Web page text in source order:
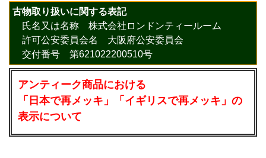
古物取り扱いに関する表記
氏名又は名称 株式会社ロンドンティールーム
許可公安委員会名 大阪府公安委員会
交付番号 第621022200510号
アンティーク商品における
「日本で再メッキ」「イギリスで再メッキ」の
表示について